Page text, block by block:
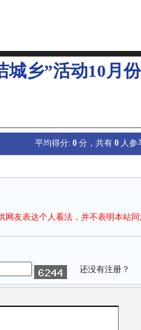
城乡”活动10月
平均得分: 0 分，共有 0 人参
网友表达个人看法，并不表明本站
还没有注册？